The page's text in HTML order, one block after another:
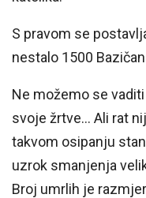
S pravom se
nestalo 1500
Ne možemo se
svoje žrtve… Ali rat
takvom osipanju
uzrok smanjenja
Broj umrlih je